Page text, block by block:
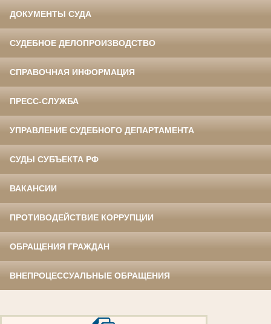
ДОКУМЕНТЫ СУДА
СУДЕБНОЕ ДЕЛОПРОИЗВОДСТВО
СПРАВОЧНАЯ ИНФОРМАЦИЯ
ПРЕСС-СЛУЖБА
УПРАВЛЕНИЕ СУДЕБНОГО ДЕПАРТАМЕНТА
СУДЫ СУБЪЕКТА РФ
ВАКАНСИИ
ПРОТИВОДЕЙСТВИЕ КОРРУПЦИИ
ОБРАЩЕНИЯ ГРАЖДАН
ВНЕПРОЦЕССУАЛЬНЫЕ ОБРАЩЕНИЯ